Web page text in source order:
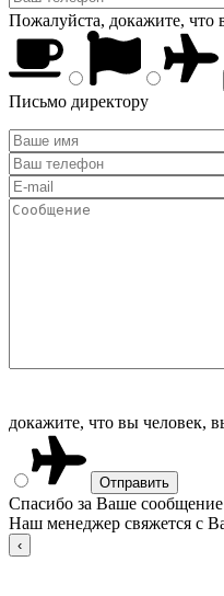
Пожалуйста, докажите, что
Письмо директору
докажите, что вы человек,
Спасибо за Ваше
Наш менеджер свяжется с